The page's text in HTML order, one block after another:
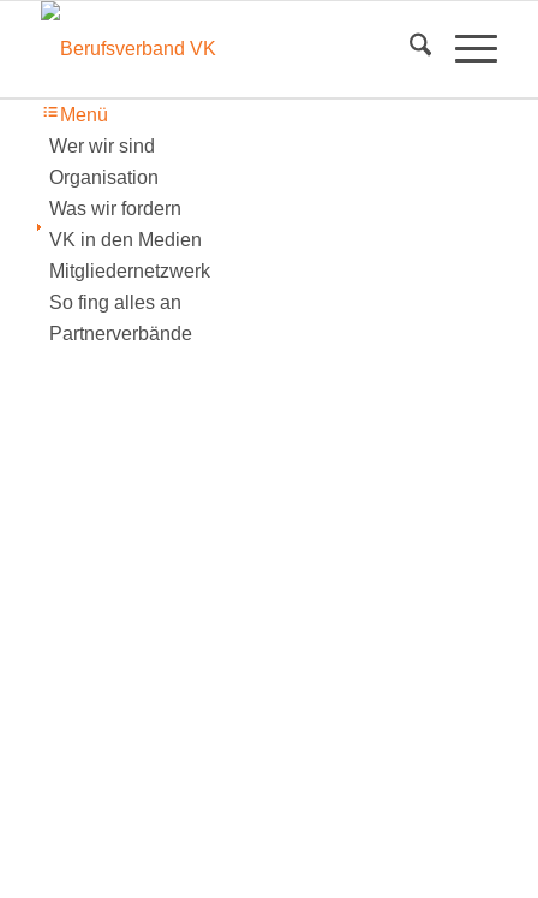
Menü
Wer wir sind
Organisation
Was wir fordern
VK in den Medien
Mitgliedernetzwerk
So fing alles an
Partnerverbände